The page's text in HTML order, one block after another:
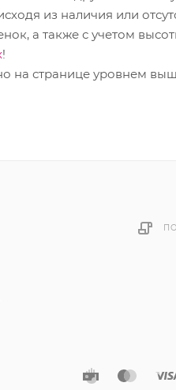
из наличия или
а также с учетом
!
на странице уровнем